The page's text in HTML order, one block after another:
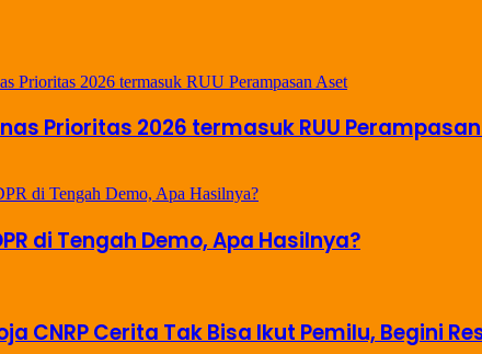
Prioritas 2026 termasuk RUU
di Tengah Demo, Apa Hasilnya?
CNRP Cerita Tak Bisa Ikut Pemilu, Begini